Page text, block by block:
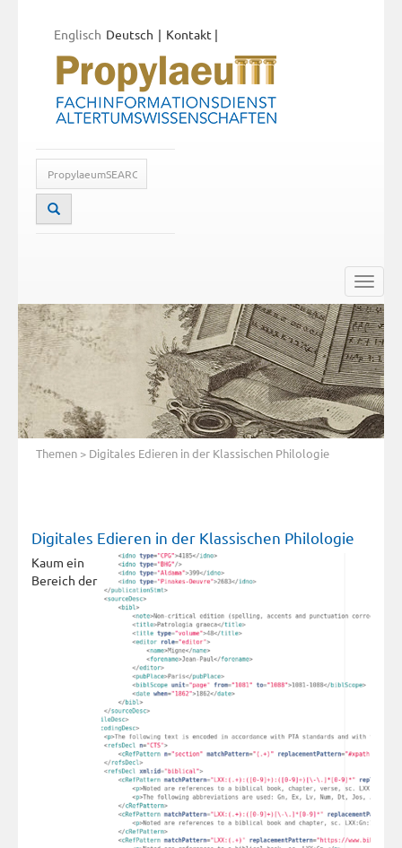
Deutsch
Englisch Kontakt |
Toggle
Themen > Digitales Edieren in der Klassischen Philologie
Digitales Edieren in der Klassischen Philologie
Kaum ein
Bereich der